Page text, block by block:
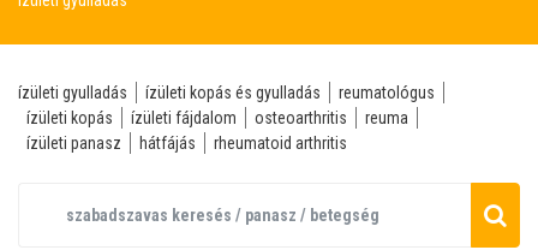
ízületi gyulladás ízületi kopás és gyulladás
reumatológus
ízületi kopás
ízületi fájdalom osteoarthritis
reuma
ízületi panasz
hátfájás rheumatoid arthritis